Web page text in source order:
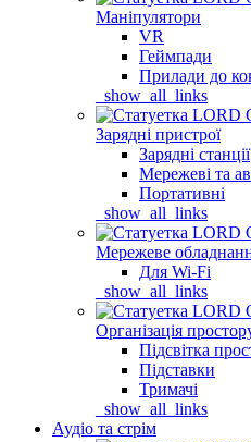
Маніпулятори
VR
Геймпади
Прилади до
_show_all_links
Зарядні пристрої
Зарядні станції
Мережеві та
Портативні
_show_all_links
Мережеве
Для Wi-Fi
_show_all_links
Організація
Підсвітка
Підставки
Тримачі
_show_all_links
Аудіо та стрім